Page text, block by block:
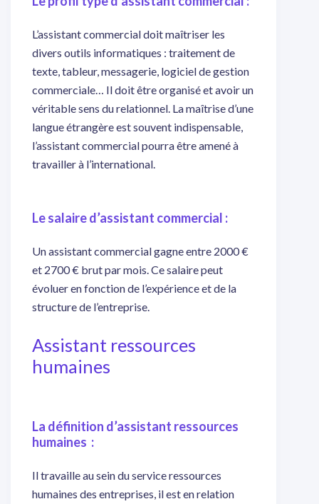
L’assistant commercial doit maîtriser les
divers outils informatiques : traitement de
texte, tableur, messagerie, logiciel de gestion
commerciale… Il doit être organisé et avoir un
véritable sens du relationnel. La maîtrise d’une
langue étrangère est souvent indispensable,
l’assistant commercial pourra être amené à
travailler à l’international.
Le salaire d’assistant commercial :
Un assistant commercial gagne entre 2000 €
et 2700 € brut par mois. Ce salaire peut
évoluer en fonction de l’expérience et de la
structure de l’entreprise.
Assistant ressources
humaines
La définition d’assistant ressources
humaines :
Il travaille au sein du service ressources
humaines des entreprises, il est en relation